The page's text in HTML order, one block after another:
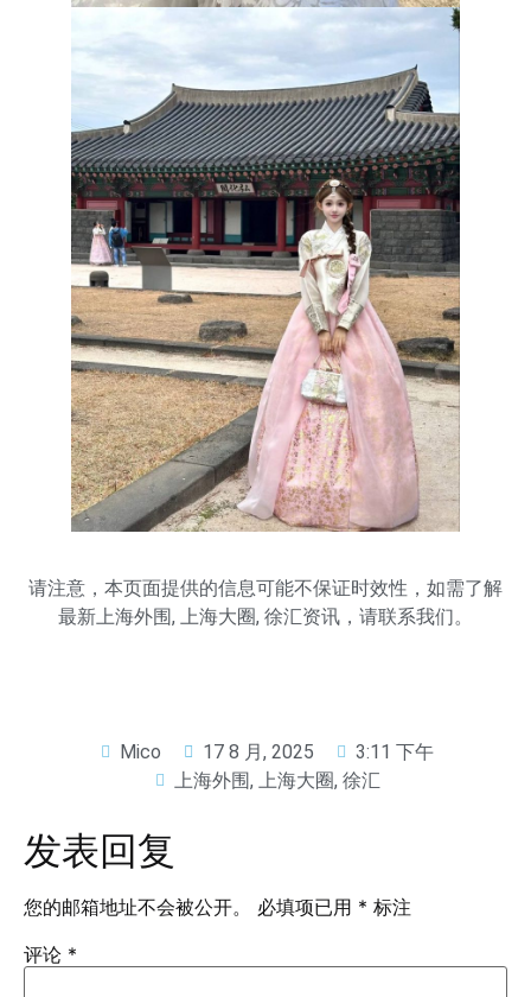
请注意，本页面提供的信息可能不保证时效性，如需了解
最新 上海外围, 上海大圈, 徐汇资讯，请联系我们。
Mico 17 8 月, 2025
3:11 下午
上海外围, 上海大圈, 徐汇
发表回复
您的邮箱地址不会被公开。 必填项已用 * 标注
评论 *